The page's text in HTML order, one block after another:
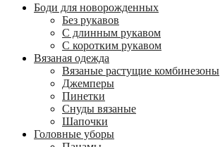
Боди для новорожденных
Без рукавов
С длинным рукавом
С коротким рукавом
Вязаная одежда
Вязаные растущие комбинезоны
Джемперы
Пинетки
Снуды вязаные
Шапочки
Головные уборы